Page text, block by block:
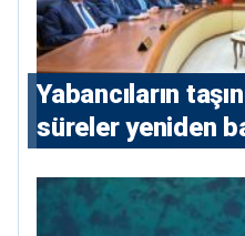
Yabancıların
süreler yeniden
konutlara 36 ay